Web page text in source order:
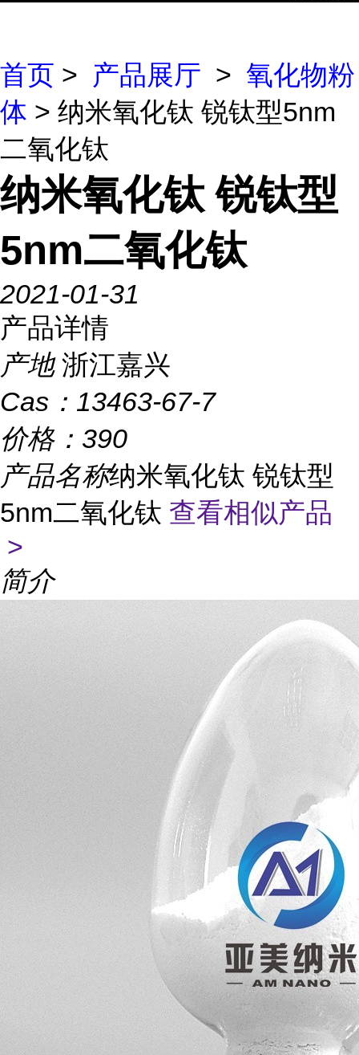
首页 > 产品展厅 > 氧化物粉
体 > 纳米氧化钛 锐钛型5nm
二氧化钛
纳米氧化钛 锐钛型
5nm二氧化钛
2021-01-31
产品详情
产地 浙江嘉兴
Cas： 13463-67-7
价格： 390
产品名称纳米氧化钛 锐钛型
5nm二氧化钛 查看相似产品
>
简介